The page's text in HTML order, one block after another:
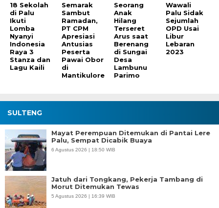
18 Sekolah
di Palu
Ikuti
Lomba
Nyanyi
Indonesia
Raya 3
Stanza dan
Lagu Kaili
Semarak
Sambut
Ramadan,
PT CPM
Apresiasi
Antusias
Peserta
Pawai Obor
di
Mantikulore
Seorang
Anak
Hilang
Terseret
Arus saat
Berenang
di Sungai
Desa
Lambunu
Parimo
Wawali
Palu Sidak
Sejumlah
OPD Usai
Libur
Lebaran
2023
SULTENG
Mayat Perempuan Ditemukan di Pantai Lere
Palu, Sempat Dicabik Buaya
6 Agustus 2026 | 18:50 WIB
Jatuh dari Tongkang, Pekerja Tambang di
Morut Ditemukan Tewas
5 Agustus 2026 | 16:39 WIB